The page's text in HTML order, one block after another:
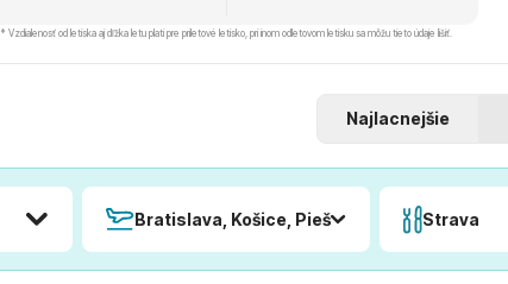
* Vzdialenosť od letiska aj dľžka letu platí pre príletové letisko, pri inom odletovom letisku sa môžu tieto údaje líšiť.
Najlacnejšie
Bratislava, Košice, Piešťany, PopradStrava